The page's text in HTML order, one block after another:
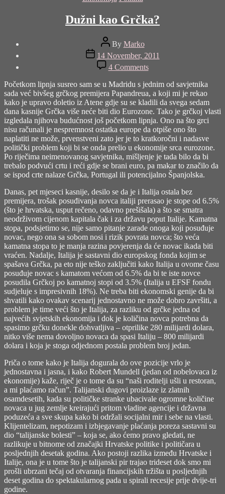
Dužni kao Grčka?
Post
author
By Marko
Post
date
14 November, 2011
4 Commentson
Dužni
kao
Grčka?
Početkom lipnja susreo sam se u Madridu s jednim od savjetnika
sada već bivšeg grčkog premijera Papandreua, a koji mi je rekao
kako je upravo doletio iz Atene gdje su se kladili da svega sedam
dana kasnije Grčka više neće biti dio Eurozone. Tako je grčkoj vlasti
izgledala njihova budućnost još početkom lipnja. Ono na što grci
nisu računali je nespremnost ostatka europe da otpiše ono što
naplatiti ne može, prvenstveni zato jer je to kratkoročni i nadasve
politički problem koji bi se onda prelio u ekonomije srca eurozone.
Po riječima neimenovanog savjetnika, mišljenje je tada bilo da bi
trebalo podvući crtu i reći gdje se brani euro, pa makar to značilo da
se ispod crte nalaze Grčka, Portugal ili potencijalno Španjolska.
Danas, pet mjeseci kasnije, desilo se da je i Italija ostala bez
premijera, trošak posuđivanja novca italiji prerasao je stope od 6.5%
(što je hrvatska, usput rečeno, odavno prešišala) a što se smatra
neodrživom cijenom kapitala čak i za državu poput Italije. Kamatna
stopa, podsjetimo se, nije samo pitanje zarade onoga koji posuđuje
novac, nego ona sa sobom nosi i rizik povrata novca; što veća
kamatna stopa to je manja razina povjerenja da će novac ikada biti
vraćen. Nadalje, Italija je sastavni dio europskog fonda kojim se
spašava Grčka, pa eto nije teško zaključiti kako Italija u ovome času
posuđuje novac s kamatom većom od 6.5% da bi te iste novce
posudila Grčkoj po kamatnoj stopi od 3.5% (Italija u EFSF fondu
sudjeluje s impresivnih 18%). Ne treba biti ekonomski genije da bi
shvatili kako ovakav scenarij jednostavno ne može dobro završiti, a
problem je time veći što je Italija, za razliku od grčke jedna od
najvećih svjetskih ekonomija i dok je količina novca potrebna da
spasimo grčku donekle dohvatljiva – otprilike 280 milijardi dolara,
nitko više nema dovoljno novaca da spasi Italiju – 800 milijardi
dolara i koja je stoga odjednom postala problem broj jedan.
Priča o tome kako je Italija dogurala do ove pozicije vrlo je
jednostavna i jasna, i kako Robert Mundell (jedan od nobelovaca iz
ekonomije) kaže, riječ je o tome da su “naši roditelji ušli u restoran,
a mi plaćamo račun”. Talijanski dugovi proizlaze iz zlatnih
osamdesetih, kada su političke stranke ubacivale ogromne količine
novaca u jug zemlje kreirajući pritom vladine agencije i državna
poduzeća a sve skupa kako bi održali socijalni mir i sebe na vlasti.
Klijentelizam, nepotizam i izbjegavanje plaćanja poreza sastavni su
dio “talijanske bolesti” – koja se, ako ćemo pravo gledati, ne
razlikuje u bitnome od značajki Hrvatske politike i političara u
posljednjih desetak godina. Ako postoji razlika između Hrvatske i
Italije, ona je u tome što je talijanski pir trajao trideset dok smo mi
prošli ubrzani tečaj od otvaranja financijskih tržišta u posljednjih
deset godina do spektakularnog pada u spirali recesije prije dvije-tri
godine.